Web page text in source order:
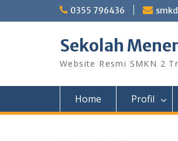
0355 796436
Sekolah
Website Resmi SMKN 2
Home Profil